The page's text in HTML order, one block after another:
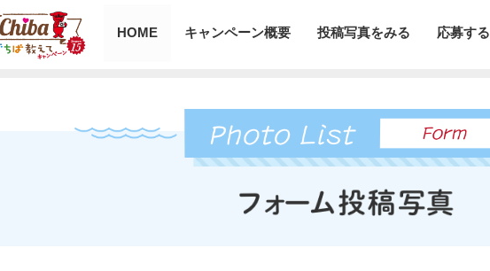
HOME キャンペーン概要 投稿写真をみる 応募する